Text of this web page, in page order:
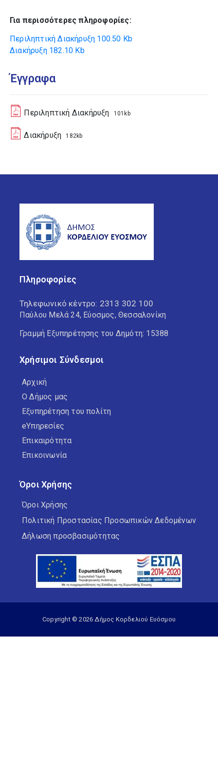
Για περισσότερες πληροφορίες:
Περιληπτική Διακήρυξη 100.50 Kb
Διακήρυξη182.10 Kb
Έγγραφα
Περιληπτική Διακήρυξη 101kb
Διακήρυξη 182kb
Πληροφορίες
Τηλεφωνικό κέντρο: 2313 302 100
Παύλου Μελά 24, Εύοσμος, Θεσσαλονίκη
Γραμμή Εξυπηρέτησης του Δημότη: 15388
Χρήσιμοι Σύνδεσμοι
Αρχική
Ο Δήμος μας
Εξυπηρέτηση του πολίτη
eΥπηρεσίες
Επικαιρότητα
Επικοινωνία
Όροι Χρήσης
Όροι Χρήσης
Πολιτική Προστασίας Προσωπικών Δεδομένων
Δήλωση προσβασιμότητας
Copyright © 2026 Δήμος Κορδελιού Ευόσμου